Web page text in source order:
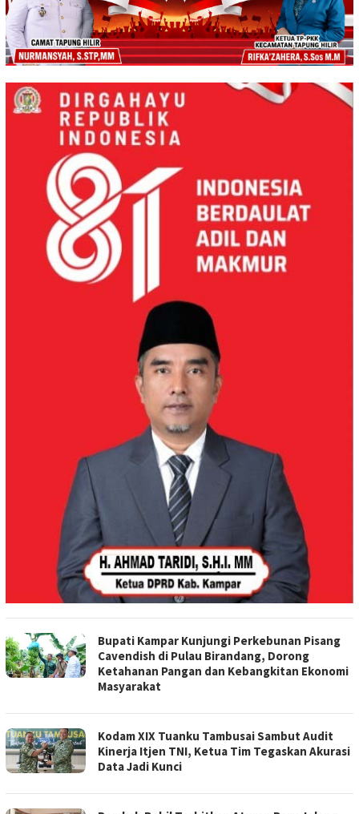
Bupati Kampar Kunjungi Perkebunan Pisang
Cavendish di Pulau Birandang, Dorong
Ketahanan Pangan dan Kebangkitan Ekonomi
Masyarakat
Kodam XIX Tuanku Tambusai Sambut Audit
Kinerja Itjen TNI, Ketua Tim Tegaskan Akurasi
Data Jadi Kunci